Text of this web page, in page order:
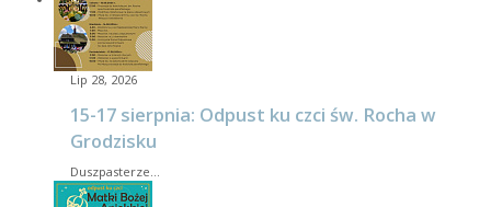
Lip 28, 2026
15-17 sierpnia: Odpust ku czci św. Rocha w
Grodzisku
Duszpasterze…